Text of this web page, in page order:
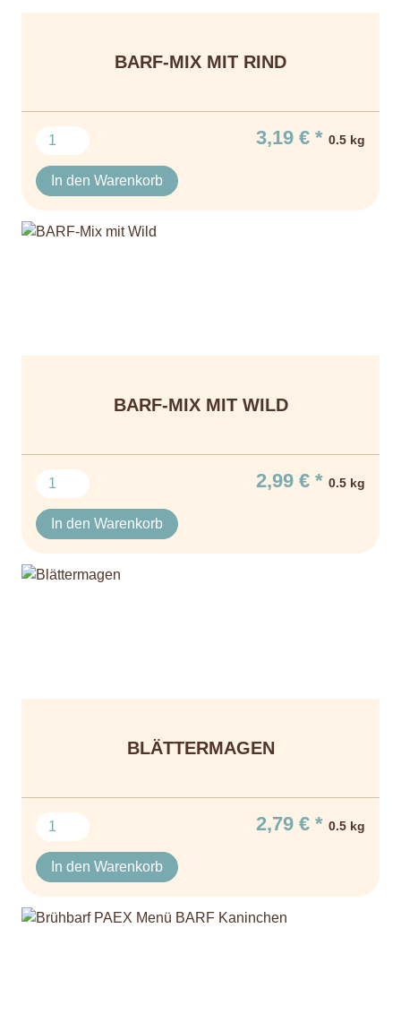
BARF-MIX MIT RIND
3,19 € * 0.5 kg
In den Warenkorb
BARF-MIX MIT WILD
2,99 € * 0.5 kg
In den Warenkorb
BLÄTTERMAGEN
2,79 € * 0.5 kg
In den Warenkorb